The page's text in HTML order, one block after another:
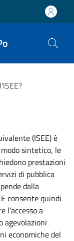
(ISEE) è
sintetico, le
prestazioni
di pubblica
dalla
consente quindi
l’accesso a
agevolazioni
economiche del